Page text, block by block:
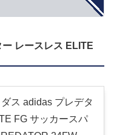
レースレス ELITE
ス adidas プレデタ
FG サッカースパ